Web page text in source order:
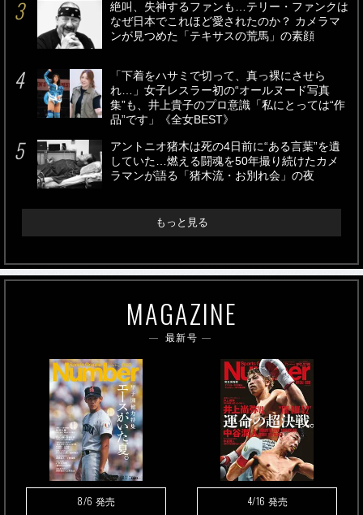
絶叫、失神するファンも…テリー・ファンクは
なぜ日本でこれほど愛されたのか？ カメラマ
ンが見つめた「テキサスの荒馬」の素顔
「下着をハサミで切って、真っ裸にさせら
れ…」女子レスラー初の“オールヌード写真
集”も、井上貴子のプロ意識「私にとっては“作
品”です」《全女BEST》
アントニオ猪木は死の4日前に“ある言葉”を遺
していた…燃える闘魂を50年撮り続けたカメ
ラマンが語る「猪木流・お別れ会」の夜
もっと見る
MAGAZINE
最新号
8/6 発売 4/16 発売